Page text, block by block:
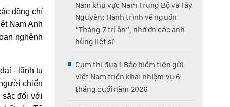
đồng chí
Nam Anh
nghênh
- lãnh tụ
chiến
sắc đối với
Nam khu vực Nam Trung Bộ và Tây
Nguyên: Hành trình về nguồn
“Tháng 7 tri ân”, nhớ ơn các anh
hùng liệt sĩ
Cụm thi đua 1 Bảo hiểm tiền gửi
Việt Nam triển khai nhiệm vụ 6
tháng cuối năm 2026